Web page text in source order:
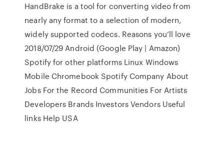
HandBrake is a tool for converting video from
nearly any format to a selection of modern,
widely supported codecs. Reasons you’ll love
2018/07/29 Android (Google Play | Amazon)
Spotify for other platforms Linux Windows
Mobile Chromebook Spotify Company About
Jobs For the Record Communities For Artists
Developers Brands Investors Vendors Useful
links Help USA